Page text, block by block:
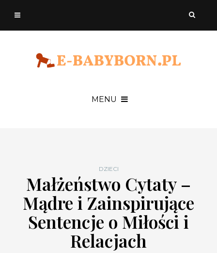
MENU
DZIECI
Małżeństwo Cytaty –
Mądre i Zainspirujące
Sentencje o Miłości i
Relacjach